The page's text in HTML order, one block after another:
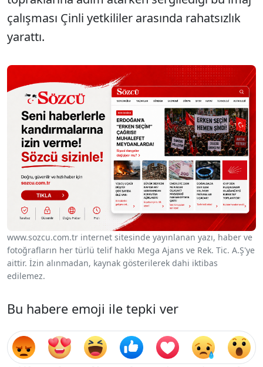
çalışması Çinli yetkililer arasında rahatsızlık
yarattı.
www.sozcu.com.tr internet sitesinde yayınlanan yazı, haber ve
fotoğrafların her türlü telif hakkı Mega Ajans ve Rek. Tic. A.Ş'ye
aittir. İzin alınmadan, kaynak gösterilerek dahi iktibas
edilemez.
Bu habere emoji ile tepki ver